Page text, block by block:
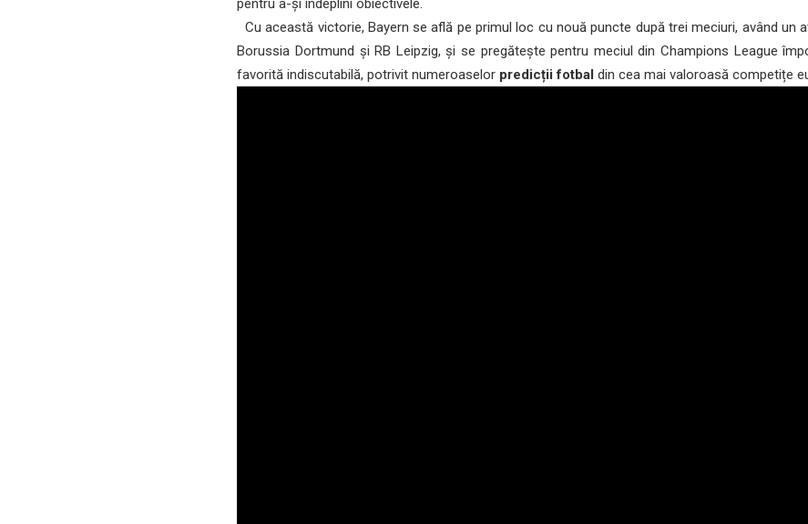
pentru a-și îndeplini obiectivele.
Cu această victorie, Bayern se află pe primul loc cu nouă puncte după trei meciuri, având un
Borussia Dortmund și RB Leipzig, și se pregătește pentru meciul din Champions League
favorită indiscutabilă, potrivit numeroaselor predicții fotbal din cea mai valoroasă competițe